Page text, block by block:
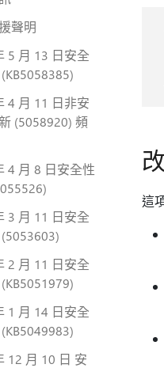
聲明
5 月 13 日安全
4 月 11 日非安
(5058920) 頻
4 月 8 日安全性
3 月 11 日安全
2 月 11 日安全
1 月 14 日安全
12 月 10 日 安
這